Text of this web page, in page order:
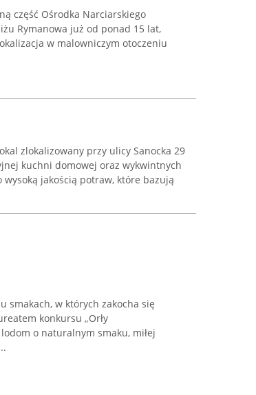
część Ośrodka Narciarskiego
Rymanowa już od ponad 15 lat,
w malowniczym otoczeniu
zlokalizowany przy ulicy Sanocka 29
kuchni domowej oraz wykwintnych
jakością potraw, które bazują
smakach, w których zakocha się
konkursu „Orły
o naturalnym smaku, miłej